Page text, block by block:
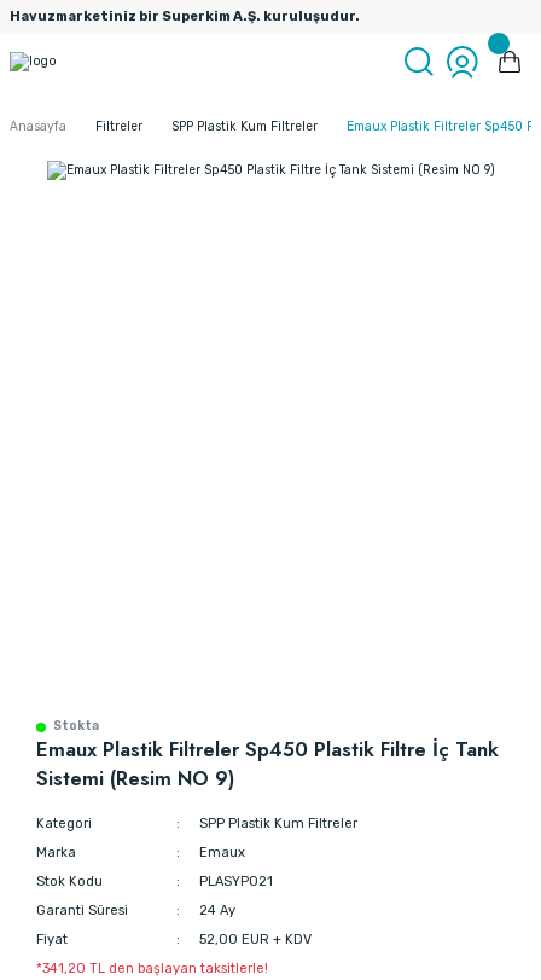
Havuzmarketiniz bir Superkim A.Ş. kuruluşudur.
Anasayfa Filtreler SPP Plastik Kum Filtreler Emaux Plastik Filtreler Sp450
Stokta
Emaux Plastik Filtreler Sp450 Plastik Filtre İç Tank
Sistemi (Resim NO 9)
Kategori
SPP Plastik Kum Filtreler
Marka
Emaux
Stok Kodu
PLASYP021
Garanti Süresi
24 Ay
Fiyat
52,00 EUR + KDV
*341,20 TL den başlayan taksitlerle!